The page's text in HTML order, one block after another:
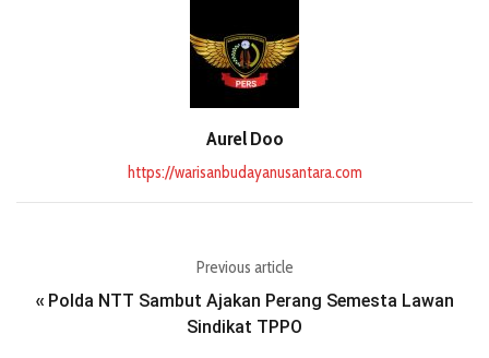
Aurel Doo
https://warisanbudayanusantara.com
Previous article
« Polda NTT Sambut Ajakan Perang Semesta Lawan
Sindikat TPPO